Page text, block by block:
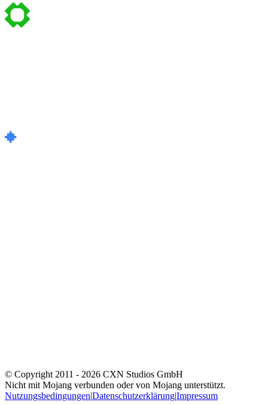
© Copyright 2011 - 2026 CXN Studios GmbH
Nicht mit Mojang verbunden oder von Mojang unterstützt.
Nutzungsbedingungen|Datenschutzerklärung|Impressum